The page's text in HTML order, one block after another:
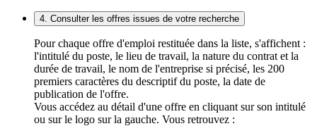
4. Consulter les offres issues de votre recherche
Pour chaque offre d'emploi restituée dans la liste, s'affichent :
l'intitulé du poste, le lieu de travail, la nature du contrat et la
durée de travail, le nom de l'entreprise si précisé, les 200
premiers caractères du descriptif du poste, la date de
publication de l'offre.
Vous accédez au détail d'une offre en cliquant sur son intitulé
ou sur le logo sur la gauche. Vous retrouvez :